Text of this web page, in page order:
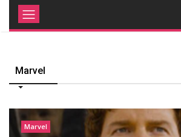
Marvel
Marvel